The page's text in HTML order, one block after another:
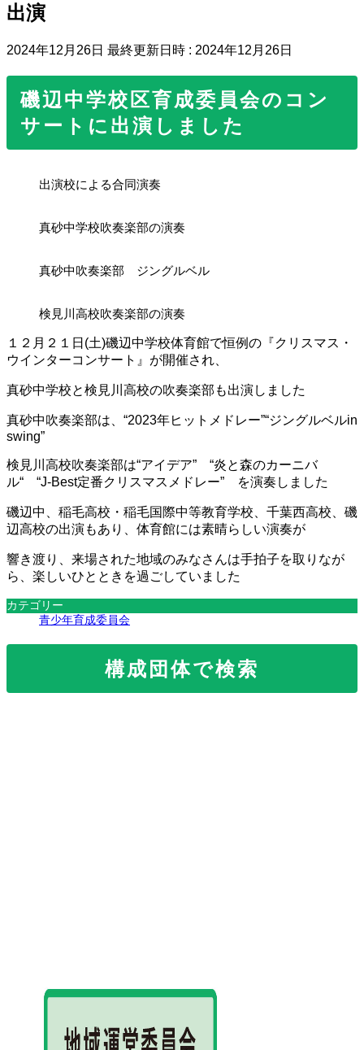
出演
2024年12月26日 最終更新日時 : 2024年12月26日
磯辺中学校区育成委員会のコン
サートに出演しました
出演校による合同演奏
真砂中学校吹奏楽部の演奏
真砂中吹奏楽部 ジングルベル
検見川高校吹奏楽部の演奏
１２月２１日(土)磯辺中学校体育館で恒例の『クリスマス・
ウインターコンサート』が開催され、
真砂中学校と検見川高校の吹奏楽部も出演しました
真砂中吹奏楽部は、“2023年ヒットメドレー”“ジングルベルin
swing”
検見川高校吹奏楽部は“アイデア” “炎と森のカーニバ
ル“ “J-Best定番クリスマスメドレー” を演奏しました
磯辺中、稲毛高校・稲毛国際中等教育学校、千葉西高校、磯
辺高校の出演もあり、体育館には素晴らしい演奏が
響き渡り、来場された地域のみなさんは手拍子を取りなが
ら、楽しいひとときを過ごしていました
カテゴリー
青少年育成委員会
構成団体で検索